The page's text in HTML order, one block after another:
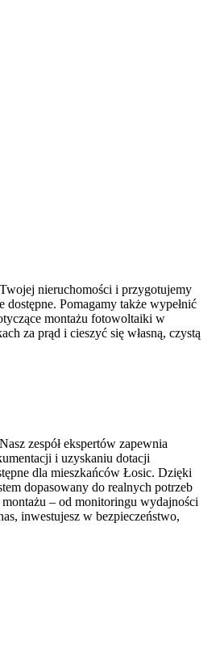
nieruchomości i przygotujemy
Pomagamy także wypełnić
montażu fotowoltaiki w
za prąd i cieszyć się własną, czystą
zespół ekspertów zapewnia
i uzyskaniu dotacji
dla mieszkańców Łosic. Dzięki
dopasowany do realnych potrzeb
– od monitoringu wydajności
inwestujesz w bezpieczeństwo,